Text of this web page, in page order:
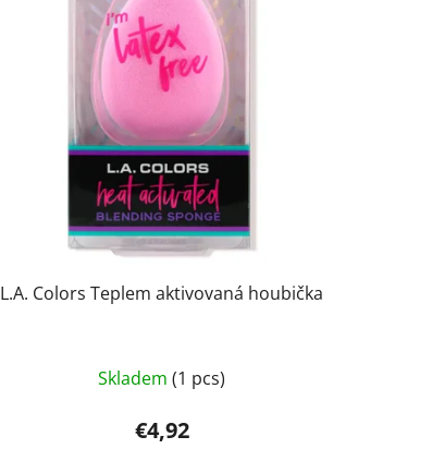
L.A. Colors Teplem aktivovaná houbička
Skladem(1 pcs)
€4,92